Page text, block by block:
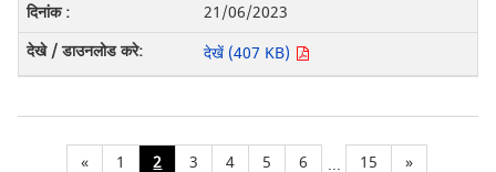
21/06/2023
देखें (407 KB)
« 1 2 3 4 5 6 ... 15 »